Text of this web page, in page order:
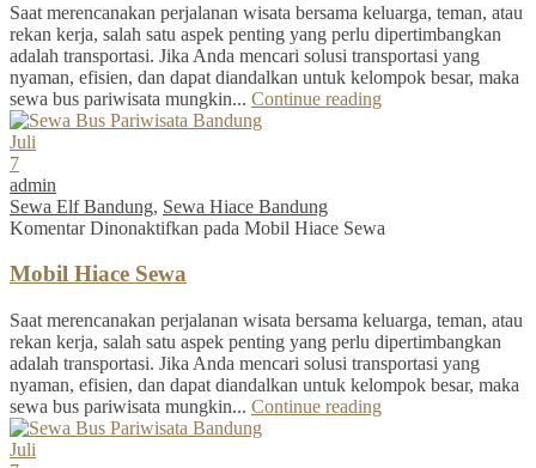
Saat merencanakan perjalanan wisata bersama keluarga, teman, atau
rekan kerja, salah satu aspek penting yang perlu dipertimbangkan
adalah transportasi. Jika Anda mencari solusi transportasi yang
nyaman, efisien, dan dapat diandalkan untuk kelompok besar, maka
sewa bus pariwisata mungkin... Continue reading
Juli
7
admin
Sewa Elf Bandung, Sewa Hiace Bandung
Komentar Dinonaktifkan pada Mobil Hiace Sewa
Mobil Hiace Sewa
Saat merencanakan perjalanan wisata bersama keluarga, teman, atau
rekan kerja, salah satu aspek penting yang perlu dipertimbangkan
adalah transportasi. Jika Anda mencari solusi transportasi yang
nyaman, efisien, dan dapat diandalkan untuk kelompok besar, maka
sewa bus pariwisata mungkin... Continue reading
Juli